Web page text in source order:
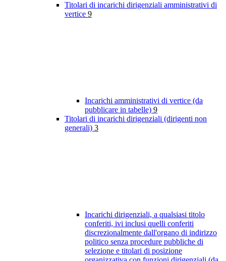
Titolari di incarichi dirigenziali amministrativi di
vertice 9
Incarichi amministrativi di vertice (da
pubblicare in tabelle) 9
Titolari di incarichi dirigenziali (dirigenti non
generali) 3
Incarichi dirigenziali, a qualsiasi titolo
conferiti, ivi inclusi quelli conferiti
discrezionalmente dall'organo di indirizzo
politico senza procedure pubbliche di
selezione e titolari di posizione